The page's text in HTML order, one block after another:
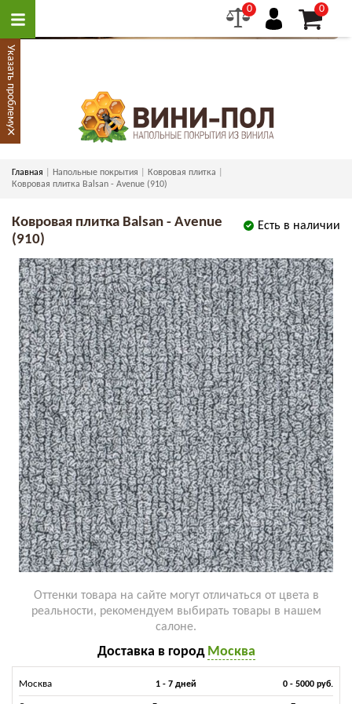
0 0
Главная Напольные покрытия
Ковровая плитка
Ковровая плитка Balsan - Avenue (910)
Есть в наличии
Ковровая плитка Balsan - Avenue
(910)
Оттенки товара на сайте могут отличаться от цвета в
реальности, рекомендуем выбирать товары в нашем
салоне.
Доставка в город Москва
Москва 1 - 7 дней 0 - 5000 руб.
Указать проблему
×